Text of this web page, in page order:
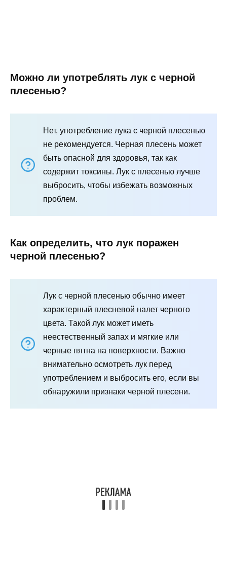
Можно ли употреблять лук с черной
плесенью?
Нет, употребление лука с черной плесенью
не рекомендуется. Черная плесень может
быть опасной для здоровья, так как
содержит токсины. Лук с плесенью лучше
выбросить, чтобы избежать возможных
проблем.
Как определить, что лук поражен
черной плесенью?
Лук с черной плесенью обычно имеет
характерный плесневой налет черного
цвета. Такой лук может иметь
неестественный запах и мягкие или
черные пятна на поверхности. Важно
внимательно осмотреть лук перед
употреблением и выбросить его, если вы
обнаружили признаки черной плесени.